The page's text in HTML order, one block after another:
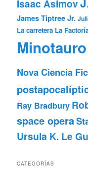
Isaac Asimov
James Tiptree Jr.
La carretera La
Minotauro
Nova Ciencia
Ray Bradbury
space opera
Ursula K. Le
CATEGORÍAS